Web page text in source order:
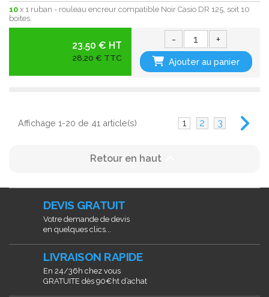
10 x 1 ruban - rouleau encreur compatible Noir Casio DR 125, soit 10
boites.
23.50 € HT
28,20 € TTC
- +
Ajouter au panier
Affichage 1-20 de 41 article(s) 1 2 3
Retour en haut
DEVIS GRATUIT
Votre demande de devis
en quelques clics...
LIVRAISON RAPIDE
En 24/36h chez vous
GRATUITE dès 90€ht d’achat